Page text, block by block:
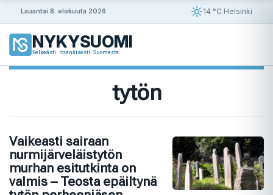
Lauantai 8. elokuuta 2026 14 °C Helsinki
NYKYSUOMI
Selkeästi. Itsenäisesti. Suomesta.
tytön
Vaikeasti sairaan
nurmijärveläistytön
murhan esitutkinta on
valmis – Teosta epäiltynä